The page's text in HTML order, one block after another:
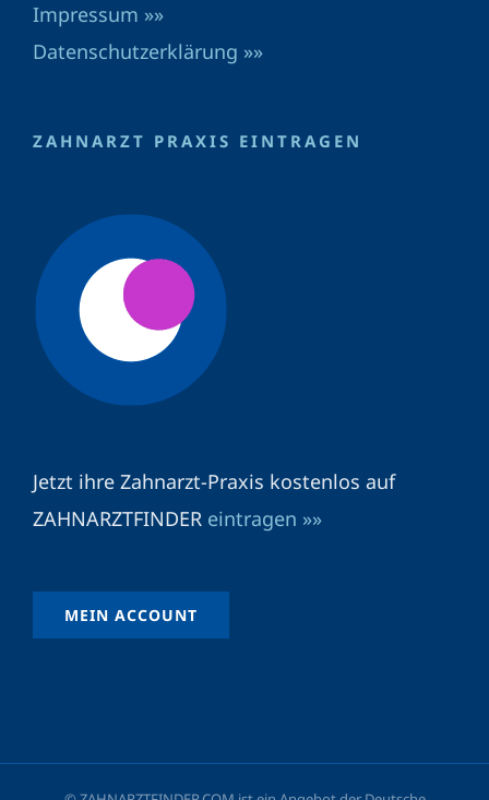
Impressum »»
Datenschutzerklärung »»
ZAHNARZT PRAXIS EINTRAGEN
Jetzt ihre Zahnarzt-Praxis kostenlos auf
ZAHNARZTFINDER eintragen »»
MEIN ACCOUNT